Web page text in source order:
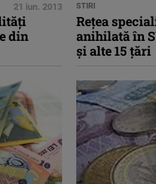
21 iun. 2013
din
STIRI
Reţea
anihilată în
şi alte 15 ţări